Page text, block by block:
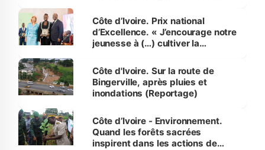
Côte d’Ivoire. Prix national
d’Excellence. « J’encourage notre
jeunesse à (…) cultiver la
(Alassane Ouattara
Côte d'Ivoire. Sur la route de
Bingerville, après pluies et
inondations (Reportage)
Côte d’Ivoire - Environnement.
Quand les forêts sacrées
inspirent dans les actions de